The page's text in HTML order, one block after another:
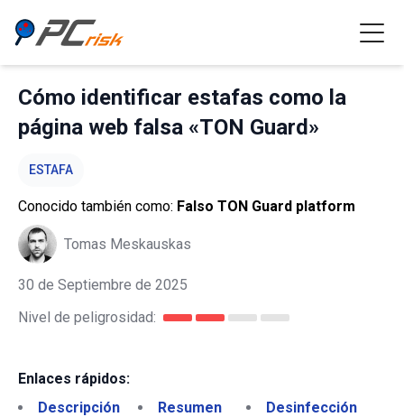
Cómo identificar estafas como la
página web falsa «TON Guard»
ESTAFA
Conocido también como: Falso TON Guard platform
Tomas Meskauskas
30 de Septiembre de 2025
Nivel de peligrosidad:
Enlaces rápidos:
Descripción
Resumen
Desinfección